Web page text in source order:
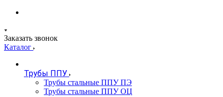
Заказать звонок
Каталог
Трубы ППУ
Трубы стальные ППУ ПЭ
Трубы стальные ППУ ОЦ